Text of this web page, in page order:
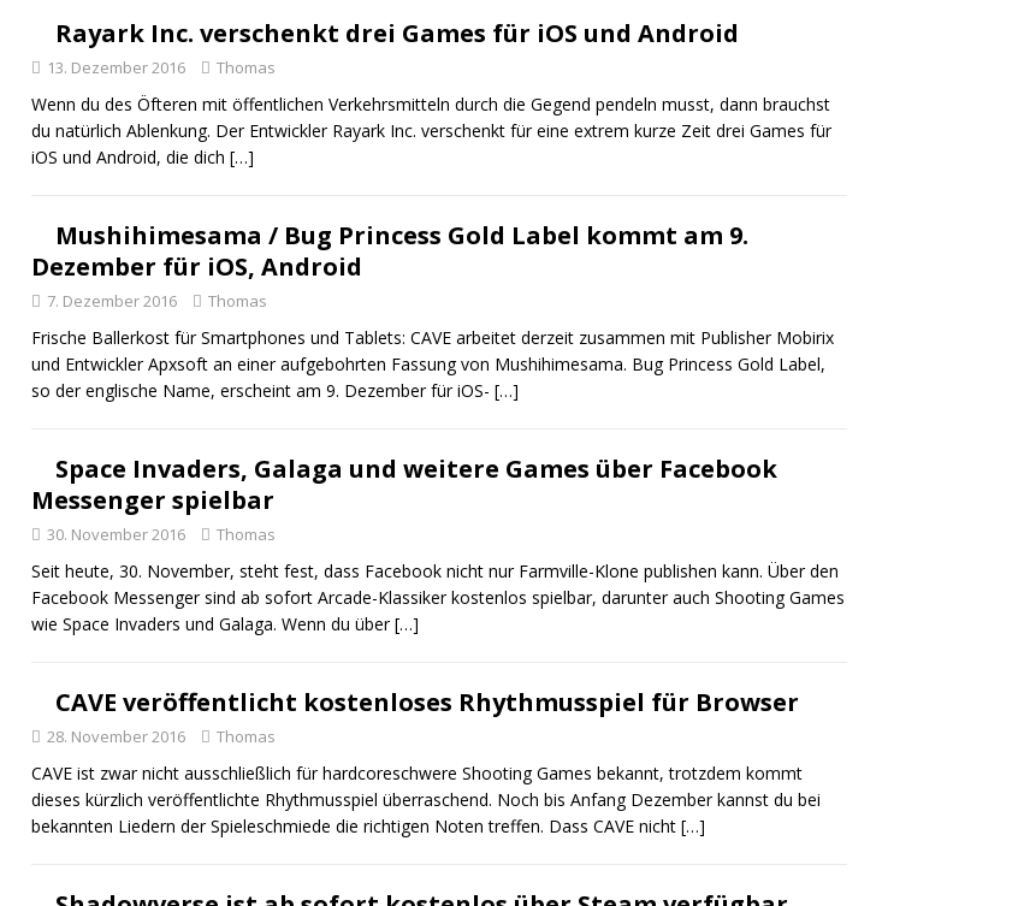
Rayark Inc. verschenkt drei Games für iOS und Android
13. Dezember 2016 Thomas
Wenn du des Öfteren mit öffentlichen Verkehrsmitteln durch die Gegend pendeln musst, dann brauchst
du natürlich Ablenkung. Der Entwickler Rayark Inc. verschenkt für eine extrem kurze Zeit drei Games für
iOS und Android, die dich […]
Mushihimesama / Bug Princess Gold Label kommt am 9.
Dezember für iOS, Android
7. Dezember 2016 Thomas
Frische Ballerkost für Smartphones und Tablets: CAVE arbeitet derzeit zusammen mit Publisher Mobirix
und Entwickler Apxsoft an einer aufgebohrten Fassung von Mushihimesama. Bug Princess Gold Label,
so der englische Name, erscheint am 9. Dezember für iOS- […]
Space Invaders, Galaga und weitere Games über Facebook
Messenger spielbar
30. November 2016 Thomas
Seit heute, 30. November, steht fest, dass Facebook nicht nur Farmville-Klone publishen kann. Über den
Facebook Messenger sind ab sofort Arcade-Klassiker kostenlos spielbar, darunter auch Shooting Games
wie Space Invaders und Galaga. Wenn du über[…]
CAVE veröffentlicht kostenloses Rhythmusspiel für Browser
28. November 2016 Thomas
CAVE ist zwar nicht ausschließlich für hardcoreschwere Shooting Games bekannt, trotzdem kommt
dieses kürzlich veröffentlichte Rhythmusspiel überraschend. Noch bis Anfang Dezember kannst du bei
bekannten Liedern der Spieleschmiede die richtigen Noten treffen. Dass CAVE nicht […]